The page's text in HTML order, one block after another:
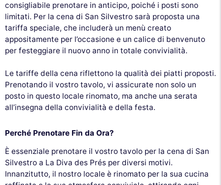
consigliabile prenotare in anticipo, poiché i posti sono
limitati. Per la cena di San Silvestro sarà proposta una
tariffa speciale, che includerà un menù creato
appositamente per l’occasione e un calice di benvenuto
per festeggiare il nuovo anno in totale convivialità.
Le tariffe della cena riflettono la qualità dei piatti proposti.
Prenotando il vostro tavolo, vi assicurate non solo un
posto in questo locale rinomato, ma anche una serata
all’insegna della convivialità e della festa.
Perché Prenotare Fin da Ora?
È essenziale prenotare il vostro tavolo per la cena di San
Silvestro a La Diva des Prés per diversi motivi.
Innanzitutto, il nostro locale è rinomato per la sua cucina